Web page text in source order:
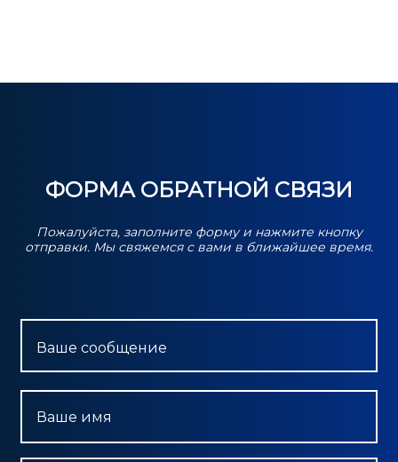
ФОРМА ОБРАТНОЙ СВЯЗИ
Пожалуйста, заполните форму и нажмите кнопку
отправки. Мы свяжемся с вами в ближайшее время.
Ваше сообщение
Ваше имя